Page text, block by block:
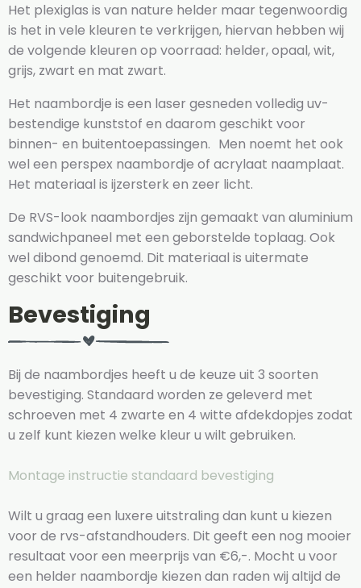
Het plexiglas is van nature helder maar tegenwoordig
is het in vele kleuren te verkrijgen, hiervan hebben wij
de volgende kleuren op voorraad: helder, opaal, wit,
grijs, zwart en mat zwart.
Het naambordje is een laser gesneden volledig uv-
bestendige kunststof en daarom geschikt voor
binnen- en buitentoepassingen. Men noemt het ook
wel een perspex naambordje of acrylaat naamplaat.
Het materiaal is ijzersterk en zeer licht.
De RVS-look naambordjes zijn gemaakt van aluminium
sandwichpaneel met een geborstelde toplaag. Ook
wel dibond genoemd. Dit materiaal is uitermate
geschikt voor buitengebruik.
Bevestiging
Bij de naambordjes heeft u de keuze uit 3 soorten
bevestiging. Standaard worden ze geleverd met
schroeven met 4 zwarte en 4 witte afdekdopjes zodat
u zelf kunt kiezen welke kleur u wilt gebruiken.
Montage instructie standaard bevestiging
Wilt u graag een luxere uitstraling dan kunt u kiezen
voor de rvs-afstandhouders. Dit geeft een nog mooier
resultaat voor een meerprijs van €6,-. Mocht u voor
een helder naambordje kiezen dan raden wij altijd de